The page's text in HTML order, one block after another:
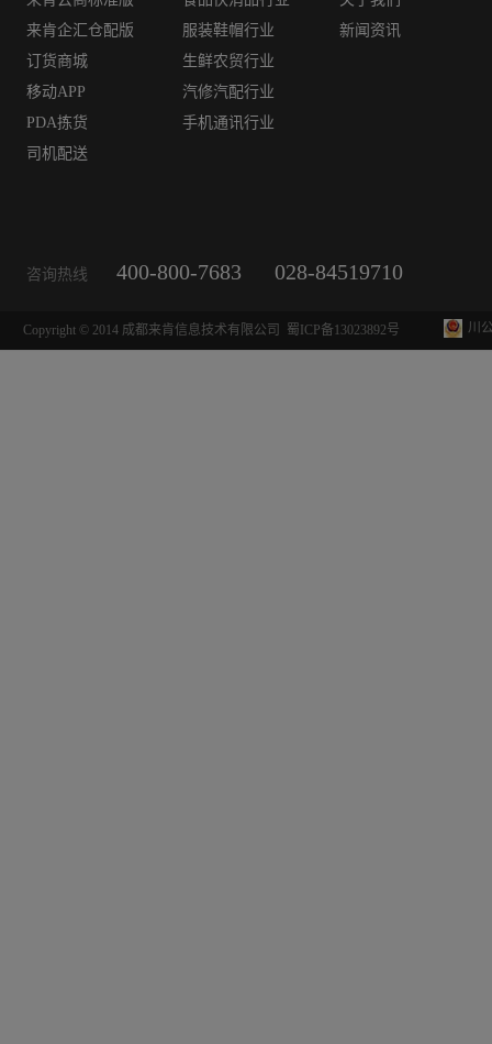
来肯企汇仓配版
订货商城
移动APP
PDA拣货
司机配送
服装鞋帽行业
生鲜农贸行业
汽修汽配行业
手机通讯行业
新闻资讯
咨询热线 400-800-7683 028-84519710
Copyright © 2014 成都来肯信息技术有限公司 蜀ICP备13023892号 川